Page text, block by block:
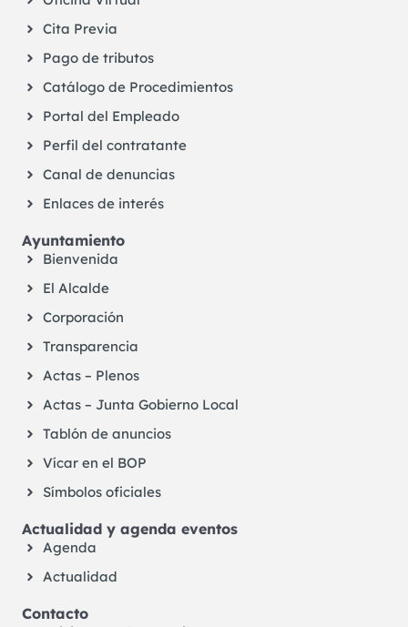
Cita Previa
Pago de tributos
Catálogo de Procedimientos
Portal del Empleado
Perfil del contratante
Canal de denuncias
Enlaces de interés
Ayuntamiento
Bienvenida
El Alcalde
Corporación
Transparencia
Actas – Plenos
Actas – Junta Gobierno Local
Tablón de anuncios
Vícar en el BOP
Símbolos oficiales
Actualidad y agenda eventos
Agenda
Actualidad
Contacto